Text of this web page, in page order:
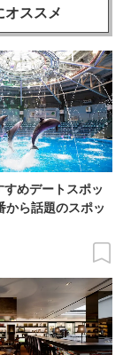
オススメ
すめデートスポッ
から話題のスポッ